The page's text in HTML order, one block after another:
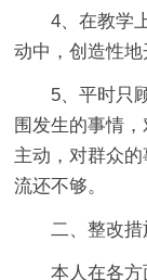
4、在教学
动中，创造性地
5、平时只
围发生的事情
主动，对群众
流还不够。
二、整改措
本人在各